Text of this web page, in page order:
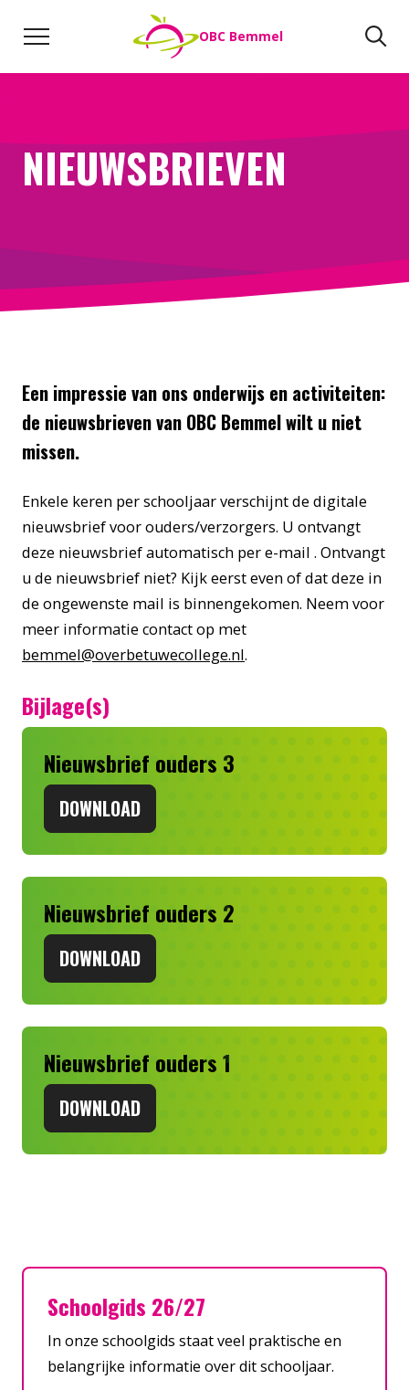
OBC Bemmel
Direct naar: Werken bij We helpen je opweg
NIEUWSBRIEVEN
Een impressie van ons onderwijs en activiteiten:
de nieuwsbrieven van OBC Bemmel wilt u niet
missen.
Enkele keren per schooljaar verschijnt de digitale
nieuwsbriefvoor ouders/verzorgers. U ontvangt
deze nieuwsbriefautomatisch per e-mail . Ontvangt
u de nieuwsbrief niet? Kijk eerst even of dat deze in
de ongewenste mail is binnengekomen. Neem voor
meer informatie contact op met
bemmel@overbetuwecollege.nl.
Bijlage(s)
Nieuwsbrief ouders 3
DOWNLOAD
Nieuwsbrief ouders 2
DOWNLOAD
Nieuwsbrief ouders 1
DOWNLOAD
Schoolgids 26/27
In onze schoolgids staat veel praktische en
belangrijke informatie over dit schooljaar.